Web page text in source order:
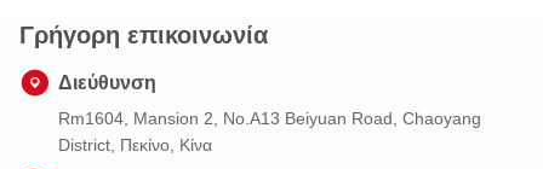
Γρήγορη επικοινωνία
Διεύθυνση
Rm1604, Mansion 2, No.A13 Beiyuan Road, Chaoyang
District, Πεκίνο, Κίνα